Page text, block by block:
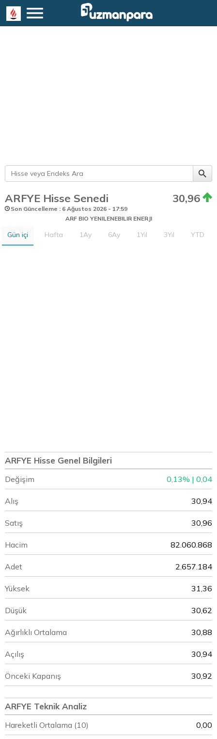
ARFYE Hisse Senedi 30,96
Son Güncelleme : 6 Ağustos 2026 - 17:59
ARF BIO YENILENEBILIR ENERJI
Gün içi Hafta 1Ay 6Ay 1Yıl 3Yıl YTD
ARFYE Hisse Genel Bilgileri
Değişim 0,13% | 0,04
Alış 30,94
Satış 30,96
Hacim 82.060.868
Adet 2.657.184
Yüksek 31,36
Düşük 30,62
Ağırlıklı Ortalama 30,88
Açılış 30,94
Önceki Kapanış 30,92
ARFYE Teknik Analiz
Hareketli Ortalama (10) 0,00